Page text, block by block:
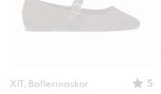
XIT, Ballerinaskor
5